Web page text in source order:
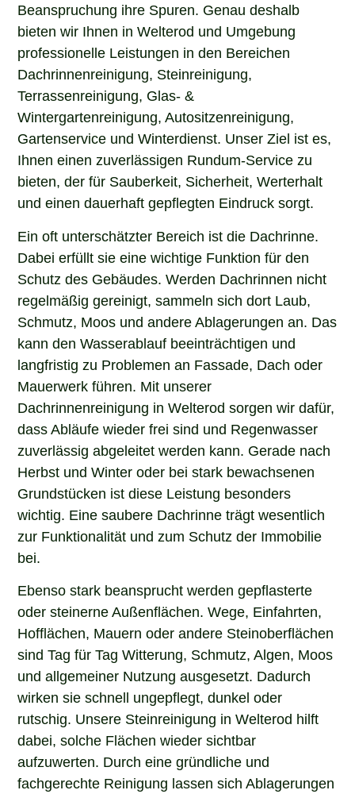
Beanspruchung ihre Spuren. Genau deshalb
bieten wir Ihnen in Welterod und Umgebung
professionelle Leistungen in den Bereichen
Dachrinnenreinigung, Steinreinigung,
Terrassenreinigung, Glas- &
Wintergartenreinigung, Autositzenreinigung,
Gartenservice und Winterdienst. Unser Ziel ist es,
Ihnen einen zuverlässigen Rundum-Service zu
bieten, der für Sauberkeit, Sicherheit, Werterhalt
und einen dauerhaft gepflegten Eindruck sorgt.
Ein oft unterschätzter Bereich ist die Dachrinne.
Dabei erfüllt sie eine wichtige Funktion für den
Schutz des Gebäudes. Werden Dachrinnen nicht
regelmäßig gereinigt, sammeln sich dort Laub,
Schmutz, Moos und andere Ablagerungen an. Das
kann den Wasserablauf beeinträchtigen und
langfristig zu Problemen an Fassade, Dach oder
Mauerwerk führen. Mit unserer
Dachrinnenreinigung in Welterod sorgen wir dafür,
dass Abläufe wieder frei sind und Regenwasser
zuverlässig abgeleitet werden kann. Gerade nach
Herbst und Winter oder bei stark bewachsenen
Grundstücken ist diese Leistung besonders
wichtig. Eine saubere Dachrinne trägt wesentlich
zur Funktionalität und zum Schutz der Immobilie
bei.
Ebenso stark beansprucht werden gepflasterte
oder steinerne Außenflächen. Wege, Einfahrten,
Hofflächen, Mauern oder andere Steinoberflächen
sind Tag für Tag Witterung, Schmutz, Algen, Moos
und allgemeiner Nutzung ausgesetzt. Dadurch
wirken sie schnell ungepflegt, dunkel oder
rutschig. Unsere Steinreinigung in Welterod hilft
dabei, solche Flächen wieder sichtbar
aufzuwerten. Durch eine gründliche und
fachgerechte Reinigung lassen sich Ablagerungen